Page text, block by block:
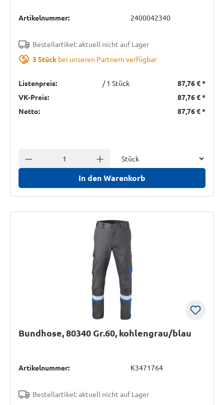
Artikelnummer: 2400042340
Bestellartikel: aktuell nicht auf Lager
3 Stück bei unseren Partnern verfügbar
Listenpreis: / 1 Stück 87,76 €*
VK-Preis:
87,76 €*
Netto:
87,76 €*
Anzahl verringern Anzahl erhöhen
In den Warenkorb
Bundhose, 80340 Gr.60, kohlengrau/blau
Artikelnummer: K3471764
Bestellartikel: aktuell nicht auf Lager